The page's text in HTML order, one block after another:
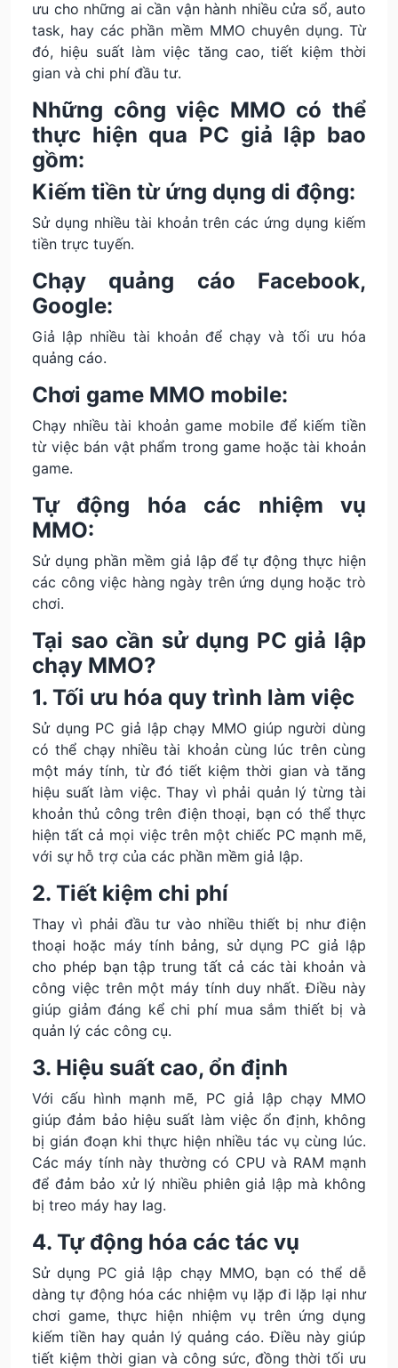
ưu cho những ai cần vận hành nhiều cửa sổ, auto
task, hay các phần mềm MMO chuyên dụng. Từ
đó, hiệu suất làm việc tăng cao, tiết kiệm thời
gian và chi phí đầu tư.
Những công việc MMO có thể
thực hiện qua PC giả lập bao
gồm:
Kiếm tiền từ ứng dụng di động:
Sử dụng nhiều tài khoản trên các ứng dụng kiếm
tiền trực tuyến.
Chạy quảng cáo Facebook,
Google:
Giả lập nhiều tài khoản để chạy và tối ưu hóa
quảng cáo.
Chơi game MMO mobile:
Chạy nhiều tài khoản game mobile để kiếm tiền
từ việc bán vật phẩm trong game hoặc tài khoản
game.
Tự động hóa các nhiệm vụ
MMO:
Sử dụng phần mềm giả lập để tự động thực hiện
các công việc hàng ngày trên ứng dụng hoặc trò
chơi.
Tại sao cần sử dụng PC giả lập
chạy MMO?
1. Tối ưu hóa quy trình làm việc
Sử dụng PC giả lập chạy MMO giúp người dùng
có thể chạy nhiều tài khoản cùng lúc trên cùng
một máy tính, từ đó tiết kiệm thời gian và tăng
hiệu suất làm việc. Thay vì phải quản lý từng tài
khoản thủ công trên điện thoại, bạn có thể thực
hiện tất cả mọi việc trên một chiếc PC mạnh mẽ,
với sự hỗ trợ của các phần mềm giả lập.
2. Tiết kiệm chi phí
Thay vì phải đầu tư vào nhiều thiết bị như điện
thoại hoặc máy tính bảng, sử dụng PC giả lập
cho phép bạn tập trung tất cả các tài khoản và
công việc trên một máy tính duy nhất. Điều này
giúp giảm đáng kể chi phí mua sắm thiết bị và
quản lý các công cụ.
3. Hiệu suất cao, ổn định
Với cấu hình mạnh mẽ, PC giả lập chạy MMO
giúp đảm bảo hiệu suất làm việc ổn định, không
bị gián đoạn khi thực hiện nhiều tác vụ cùng lúc.
Các máy tính này thường có CPU và RAM mạnh
để đảm bảo xử lý nhiều phiên giả lập mà không
bị treo máy hay lag.
4. Tự động hóa các tác vụ
Sử dụng PC giả lập chạy MMO, bạn có thể dễ
dàng tự động hóa các nhiệm vụ lặp đi lặp lại như
chơi game, thực hiện nhiệm vụ trên ứng dụng
kiếm tiền hay quản lý quảng cáo. Điều này giúp
tiết kiệm thời gian và công sức, đồng thời tối ưu